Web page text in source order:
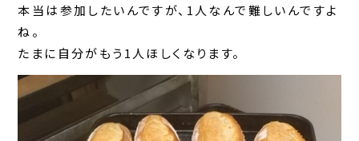
本当は参加したいんですが、1人なんで難しいんですよ
ね。
たまに自分がもう1人ほしくなります。